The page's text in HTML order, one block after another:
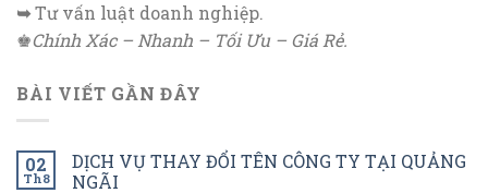
➥Tư vấn luật doanh nghiệp.
♚Chính Xác – Nhanh – Tối Ưu – Giá Rẻ.
BÀI VIẾT GẦN ĐÂY
02
Th8
DỊCH VỤ THAY ĐỔI TÊN CÔNG TY TẠI QUẢNG
NGÃI